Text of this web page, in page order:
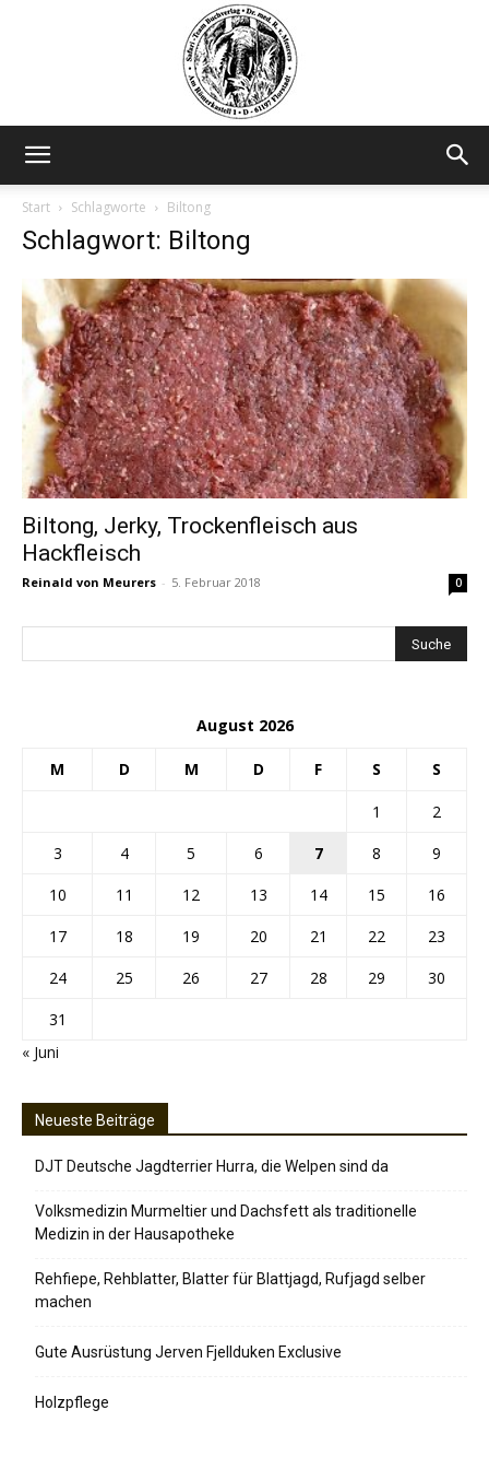
Start
Schlagworte Biltong
Schlagwort: Biltong
Biltong, Jerky, Trockenfleisch aus
Hackfleisch
Reinald von Meurers - 5. Februar 2018 0
August 2026
M D M D F S S
1
2
3
4 5 6 7 8
9
10
11 12 13 14 15
16
17
18 19 20 21 22
23
24
25 26 27 28 29
30
31
« Juni
Neueste Beiträge
DJT Deutsche Jagdterrier Hurra, die Welpen sind da
Volksmedizin Murmeltier und Dachsfett als traditionelle
Medizin in der Hausapotheke
Rehfiepe, Rehblatter, Blatter für Blattjagd, Rufjagd selber
machen
Gute Ausrüstung Jerven Fjellduken Exclusive
Holzpflege